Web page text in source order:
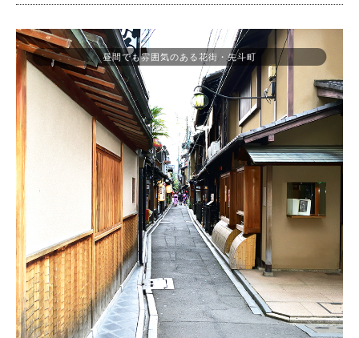
昼間でも雰囲気のある花街・先斗町